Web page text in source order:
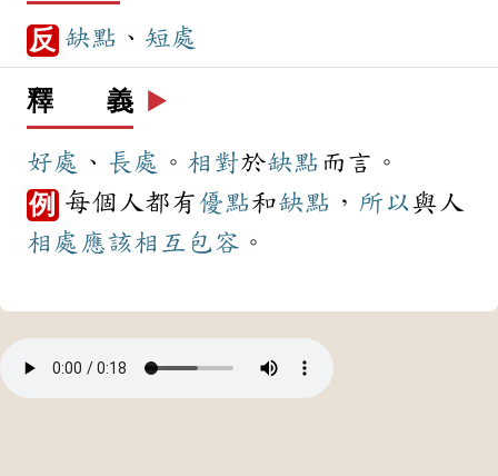
反 缺點 、 短處
釋 義 ▶️
好處 、 長處 。 相對於缺點 而言。
例 每個人都有優點和缺點 ， 所以與人
相處 應該相互 包容 。